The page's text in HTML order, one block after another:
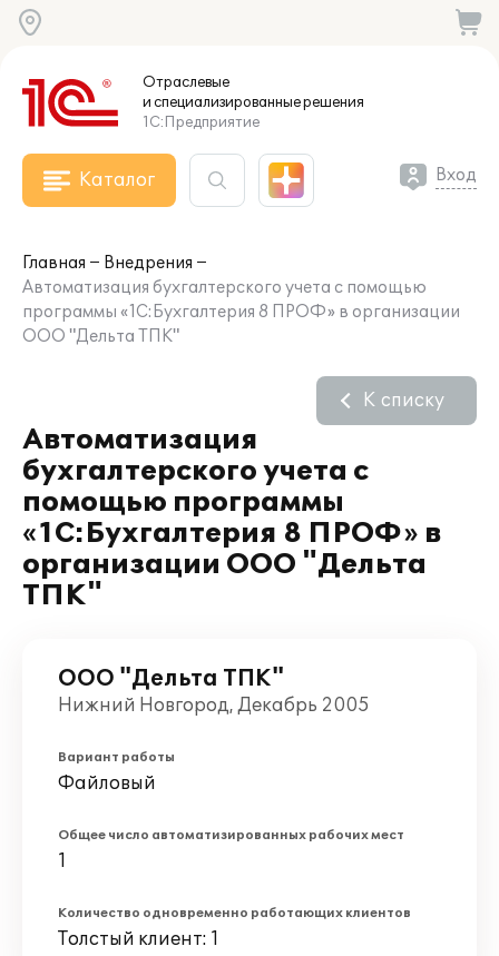
Отраслевые
и специализированныерешения
1С:Предприятие
Каталог Вход
Главная
Внедрения
Автоматизация бухгалтерского учета с помощью
программы «1C:Бухгалтерия 8 ПРОФ» в организации
ООО "Дельта ТПК"
Автоматизация
бухгалтерского учета с
помощью программы
«1C:Бухгалтерия 8 ПРОФ» в
организации ООО "Дельта
ТПК"
К списку
ООО "Дельта ТПК"
Нижний Новгород, Декабрь 2005
Вариант работы
Файловый
Общее число автоматизированных рабочих мест
1
Количество одновременно работающих клиентов
Толстый клиент: 1